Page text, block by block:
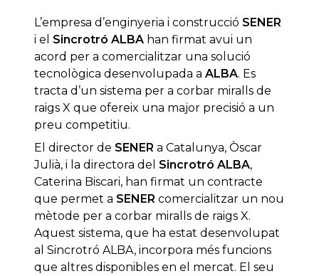
L’empresa d’enginyeria i construcció SENER
i el Sincrotró ALBA han firmat avui un
acord per a comercialitzar una solució
tecnològica desenvolupada a ALBA. Es
tracta d’un sistema per a corbar miralls de
raigs X que ofereix una major precisió a un
preu competitiu.
El director de SENER a Catalunya, Òscar
Julià, i la directora del Sincrotró ALBA,
Caterina Biscari, han firmat un contracte
que permet a SENER comercialitzar un nou
mètode per a corbar miralls de raigs X.
Aquest sistema, que ha estat desenvolupat
al Sincrotró ALBA, incorpora més funcions
que altres disponibles en el mercat. El seu